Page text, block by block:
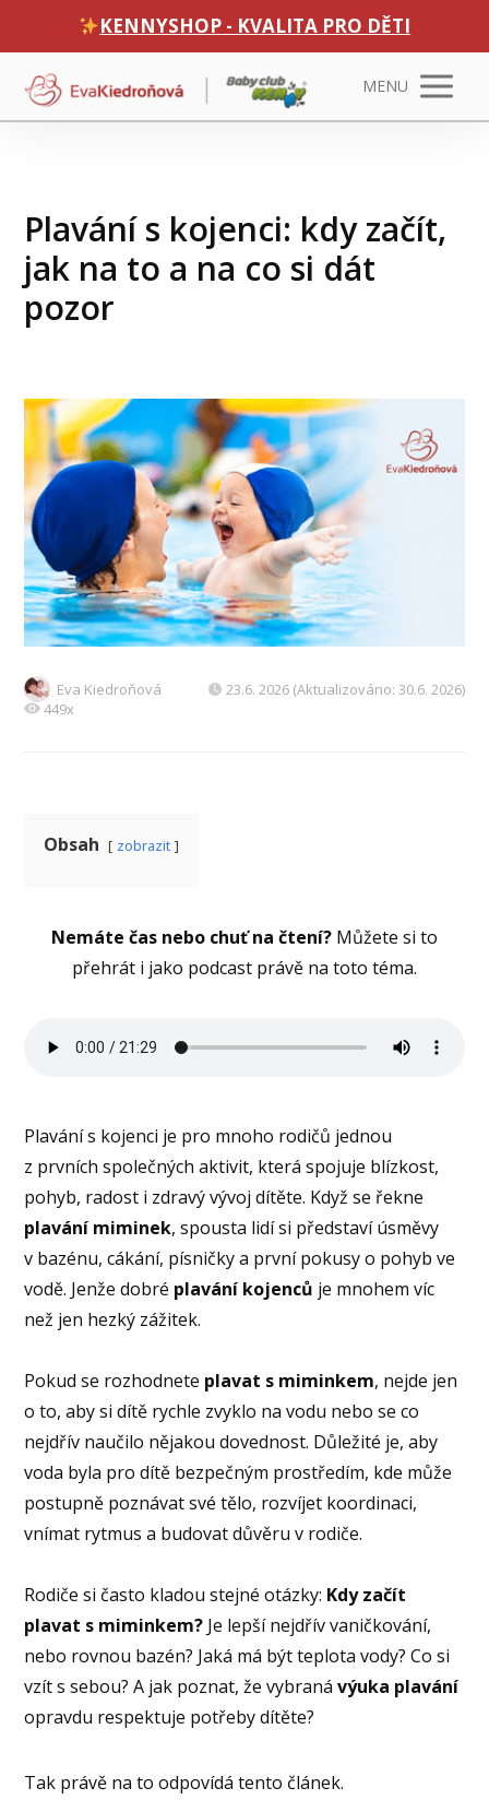
KENNYSHOP - KVALITA PRO DĚTI
MENU
Plavání s kojenci: kdy začít,
jak na to a na co si dát
pozor
Eva Kiedroňová
23.6. 2026 (Aktualizováno: 30.6. 2026)
449x
Obsah zobrazit
Nemáte čas nebo chuť na čtení? Můžete si to
přehrát i jako podcast právě na toto téma.
Plavání s kojenci je pro mnoho rodičů jednou
z prvních společných aktivit, která spojuje blízkost,
pohyb, radost i zdravý vývoj dítěte. Když se řekne
plavání miminek, spousta lidí si představí úsměvy
v bazénu, cákání, písničky a první pokusy o pohyb ve
vodě. Jenže dobré plavání kojenců je mnohem víc
než jen hezký zážitek.
Pokud se rozhodnete plavat s miminkem, nejde jen
o to, aby si dítě rychle zvyklo na vodu nebo se co
nejdřív naučilo nějakou dovednost. Důležité je, aby
voda byla pro dítě bezpečným prostředím, kde může
postupně poznávat své tělo, rozvíjet koordinaci,
vnímat rytmus a budovat důvěru v rodiče.
Rodiče si často kladou stejné otázky: Kdy začít
plavat s miminkem? Je lepší nejdřív vaničkování,
nebo rovnou bazén? Jaká má být teplota vody? Co si
vzít s sebou? A jak poznat, že vybranávýuka plavání
opravdu respektuje potřeby dítěte?
Tak právě na to odpovídá tento článek.